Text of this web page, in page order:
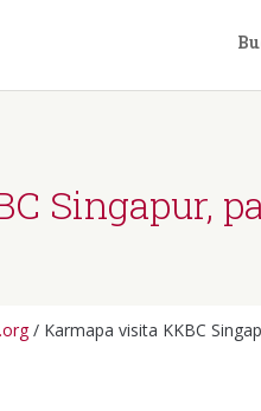
Singapur,
/ Karmapa visita KKBC